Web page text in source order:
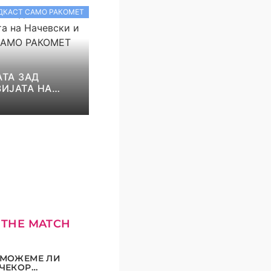
САМО РАКОМЕТ
ЗАД
НА
И НИКОЛОВ!
С5Е8
MATCH
МОЖЕМЕ ЛИ
ЧЕКОР